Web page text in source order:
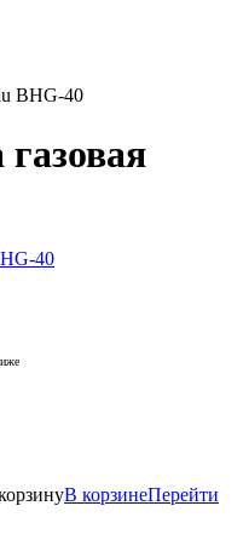
BHG-40
В корзинеПерейти